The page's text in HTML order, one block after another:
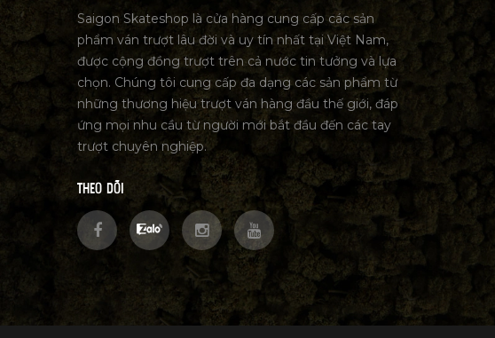
Saigon Skateshop là cửa hàng cung cấp các sản
phẩm ván trượt lâu đời và uy tín nhất tại Việt Nam,
được cộng đồng trượt trên cả nước tin tưởng và lựa
chọn. Chúng tôi cung cấp đa dạng các sản phẩm từ
những thương hiệu trượt ván hàng đầu thế giới, đáp
ứng mọi nhu cầu từ người mới bắt đầu đến các tay
trượt chuyên nghiệp.
THEO DÕI